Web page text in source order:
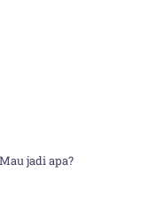
jadi apa?